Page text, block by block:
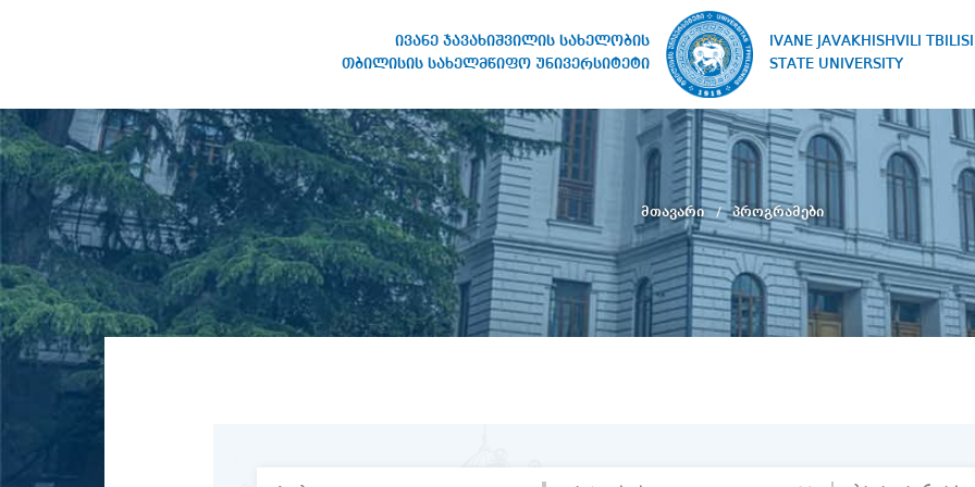
ივანე ჯავახიშვილის სახელობის
თბილისის სახელმწიფო უნივერსიტეტი
IVANE JAVAKHISHVILI TBILISI
STATE UNIVERSITY
სახელობის თბილისის
სახელმწიფო უნივერსიტეტი
მთავარი პროგრამები